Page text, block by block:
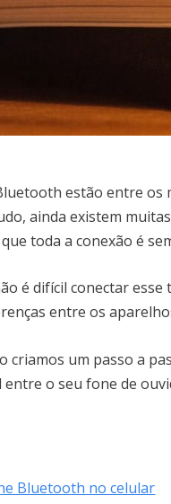
estão entre
ainda existem
toda a conexão é
é difícil conectar
entre os
criamos um passo a
entre o seu fone de
Bluetooth no celular